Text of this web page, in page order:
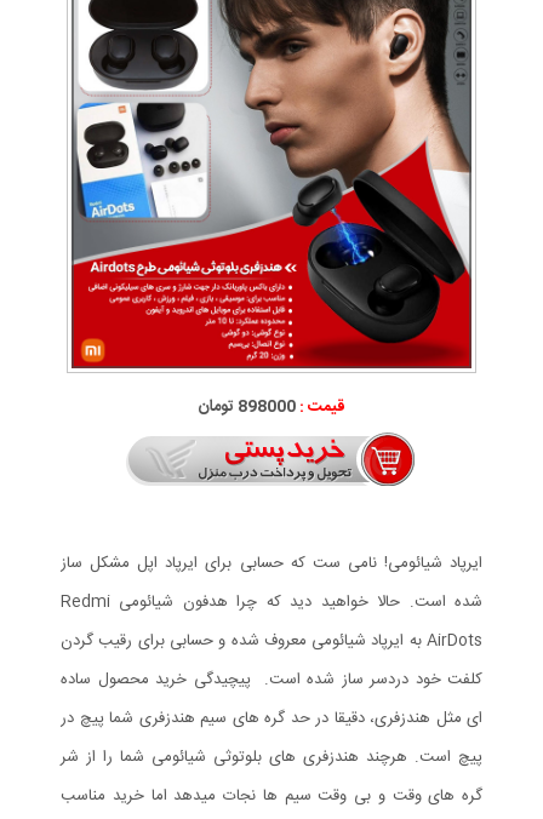
قیمت :898000 تومان
ایرپاد شیائومی! نامی ست که حسابی برای ایرپاد اپل مشکل ساز
شده است. حالا خواهید دید که چرا هدفون شیائومی Redmi
AirDots به ایرپاد شیائومی معروف شده و حسابی برای رقیب گردن
کلفت خود دردسر ساز شده است. پیچیدگی خرید محصول ساده
ای مثل هندزفری، دقیقا در حد گره های سیم هندزفری شما پیچ در
پیچ است. هرچند هندزفری های بلوتوثی شیائومی شما را از شر
گره های وقت و بی وقت سیم ها نجات میدهد اما خرید مناسب